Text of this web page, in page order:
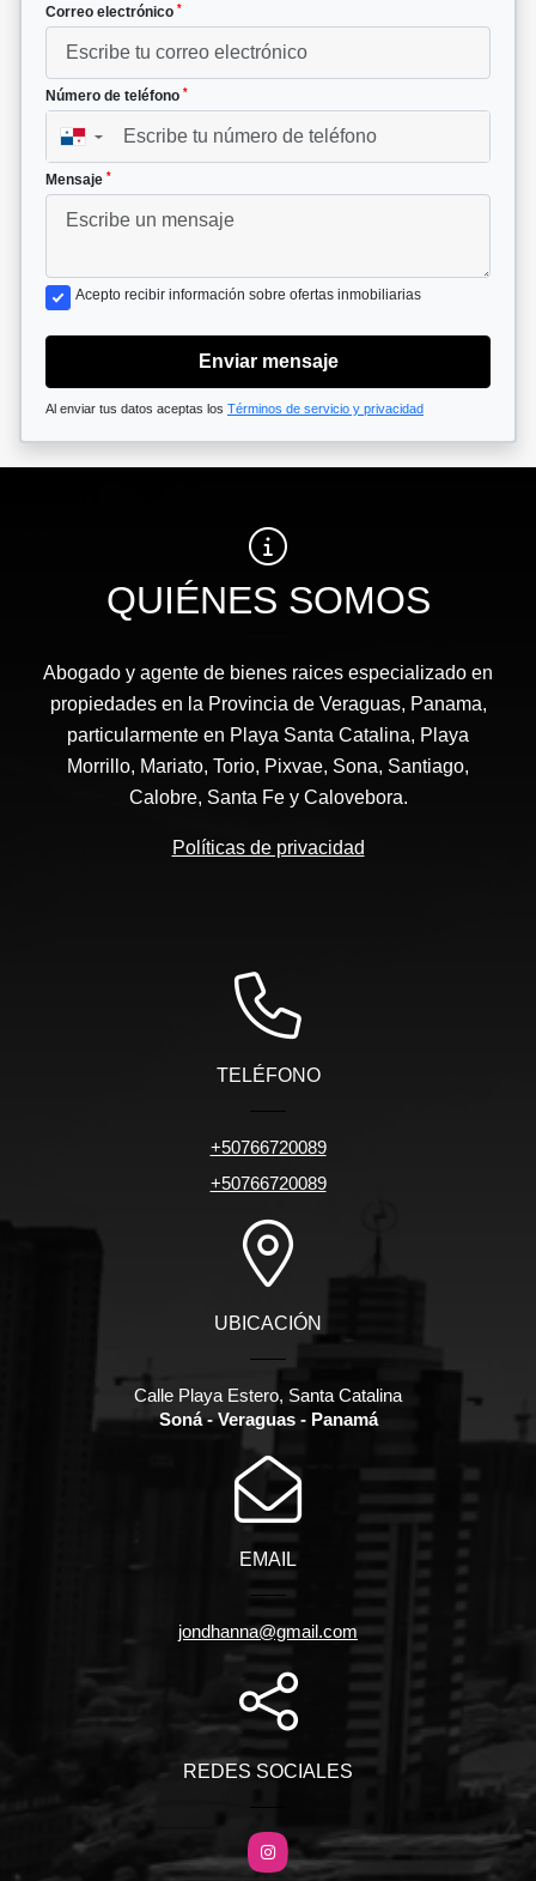
Correo electrónico *
Número de teléfono *
▼
Mensaje *
Acepto recibir información sobre ofertas inmobiliarias
Enviar mensaje
Al enviar tus datos aceptas los Términos de servicio y privacidad
QUIÉNES SOMOS
Abogado y agente de bienes raices especializado en
propiedades en la Provincia de Veraguas, Panama,
particularmente en Playa Santa Catalina, Playa
Morrillo, Mariato, Torio, Pixvae, Sona, Santiago,
Calobre, Santa Fe y Calovebora.
Políticas de privacidad
TELÉFONO
+50766720089
+50766720089
UBICACIÓN
Calle Playa Estero, Santa Catalina
Soná - Veraguas - Panamá
EMAIL
jondhanna@gmail.com
REDES SOCIALES
Instagram